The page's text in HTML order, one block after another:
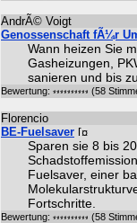
AndrÃ© Voigt
Genossenschaft fÃ¼r
Wann heizen Sie
Gasheizungen,
sanieren und bis
Bewertung: (58
Florencio
BE-Fuelsaver
Sparen sie 8 bis
Fuelsaver, einer
Fortschritte.
Bewertung: (58